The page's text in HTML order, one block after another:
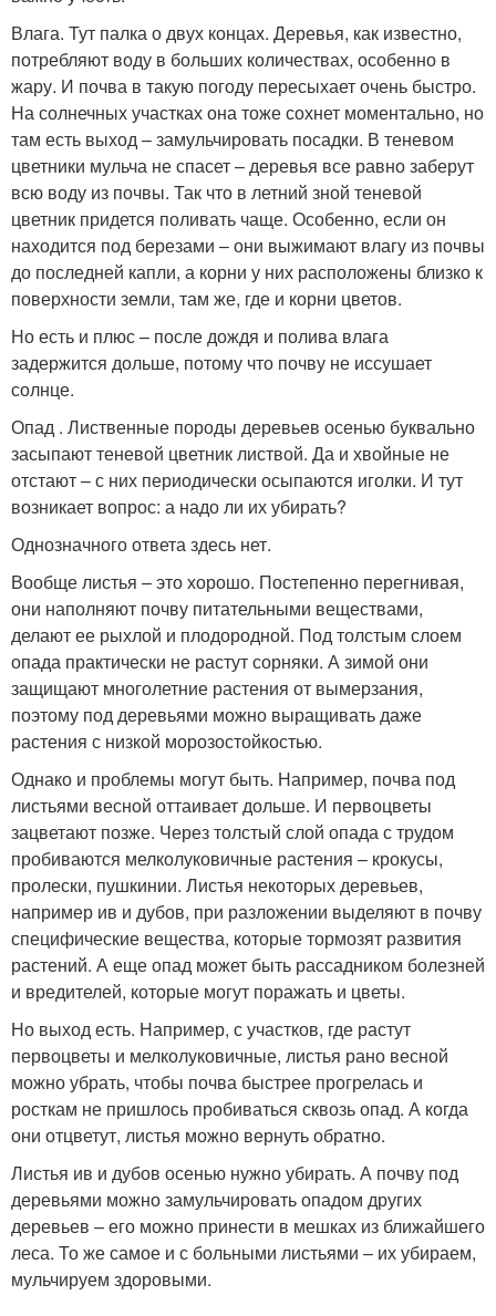
Влага. Тут палка о двух концах. Деревья, как известно,
потребляют воду в больших количествах, особенно в
жару. И почва в такую погоду пересыхает очень быстро.
На солнечных участках она тоже сохнет моментально, но
там есть выход – замульчировать посадки. В теневом
цветники мульча не спасет – деревья все равно заберут
всю воду из почвы. Так что в летний зной теневой
цветник придется поливать чаще. Особенно, если он
находится под березами – они выжимают влагу из почвы
до последней капли, а корни у них расположены близко к
поверхности земли, там же, где и корни цветов.
Но есть и плюс – после дождя и полива влага
задержится дольше, потому что почву не иссушает
солнце.
Опад . Лиственные породы деревьев осенью буквально
засыпают теневой цветник листвой. Да и хвойные не
отстают – с них периодически осыпаются иголки. И тут
возникает вопрос: а надо ли их убирать?
Однозначного ответа здесь нет.
Вообще листья – это хорошо. Постепенно перегнивая,
они наполняют почву питательными веществами,
делают ее рыхлой и плодородной. Под толстым слоем
опада практически не растут сорняки. А зимой они
защищают многолетние растения от вымерзания,
поэтому под деревьями можно выращивать даже
растения с низкой морозостойкостью.
Однако и проблемы могут быть. Например, почва под
листьями весной оттаивает дольше. И первоцветы
зацветают позже. Через толстый слой опада с трудом
пробиваются мелколуковичные растения – крокусы,
пролески, пушкинии. Листья некоторых деревьев,
например ив и дубов, при разложении выделяют в почву
специфические вещества, которые тормозят развития
растений. А еще опад может быть рассадником болезней
и вредителей, которые могут поражать и цветы.
Но выход есть. Например, с участков, где растут
первоцветы и мелколуковичные, листья рано весной
можно убрать, чтобы почва быстрее прогрелась и
росткам не пришлось пробиваться сквозь опад. А когда
они отцветут, листья можно вернуть обратно.
Листья ив и дубов осенью нужно убирать. А почву под
деревьями можно замульчировать опадом других
деревьев – его можно принести в мешках из ближайшего
леса. То же самое и с больными листьями – их убираем,
мульчируем здоровыми.